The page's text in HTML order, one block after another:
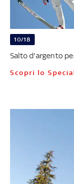
10/18
Salto d'argento
Scopri lo